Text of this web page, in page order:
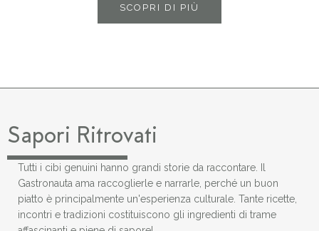
SCOPRI DI PIÙ
Sapori Ritrovati
Tutti i cibi genuini hanno grandi storie da raccontare. Il
Gastronauta ama raccoglierle e narrarle, perché un buon
piatto è principalmente un'esperienza culturale. Tante ricette,
incontri e tradizioni costituiscono gli ingredienti di trame